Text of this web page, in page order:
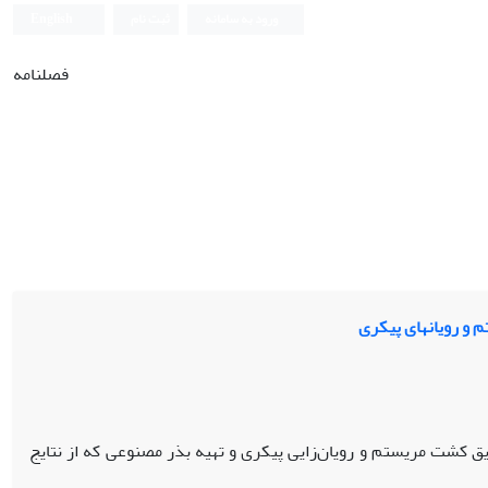
فصلنامه
و رویان‏های پیکری
کشت مریستم و رویان‌زایی پیکری و تهیه بذر مصنوعی که از نتایج